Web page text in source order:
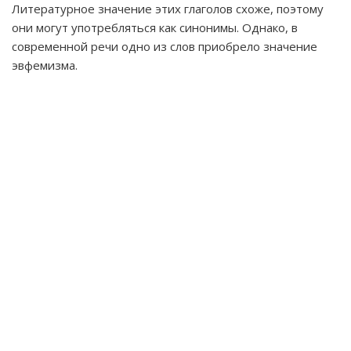
Литературное значение этих глаголов схоже, поэтому
они могут употребляться как синонимы. Однако, в
современной речи одно из слов приобрело значение
эвфемизма.